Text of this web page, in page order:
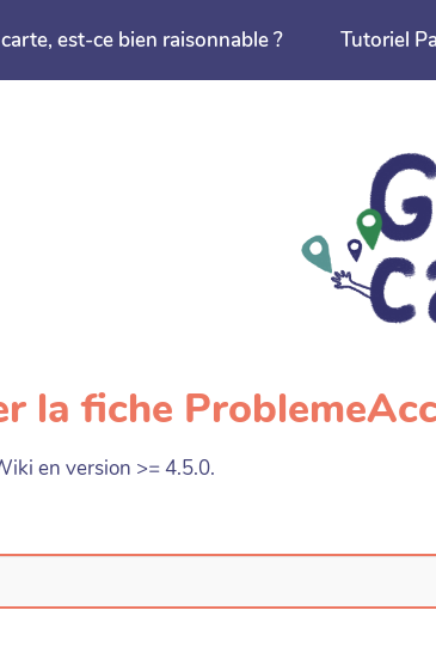
est-ce bien raisonnable ? Tutoriel
la fiche
en version >= 4.5.0.